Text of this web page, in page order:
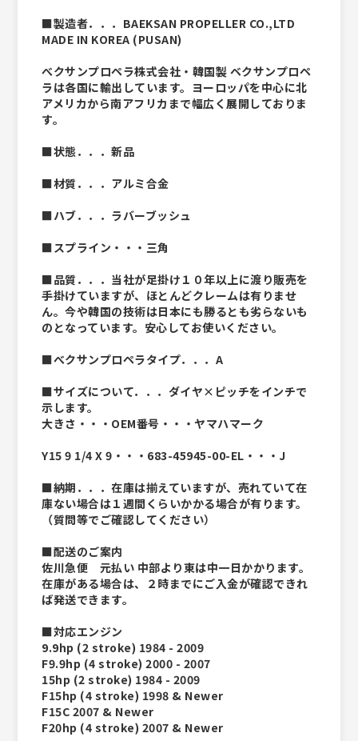
■製造者．．．BAEKSAN PROPELLER CO.,LTD
MADE IN KOREA (PUSAN)
べクサンプロペラ株式会社・韓国製 ベクサンプロペ
ラは各国に輸出しています。ヨーロッパを中心に北
アメリカから南アフリカまで幅広く展開しておりま
す。
■状態．．．新品
■材質．．．アルミ合金
■ハブ．．．ラバーブッシュ
■スプライン・・・三角
■品質．．．当社が足掛け１０年以上に渡り販売を
手掛けていますが、ほとんどクレームは有りませ
ん。今や韓国の技術は日本にも勝るとも劣らないも
のとなっています。安心してお使いください。
■べクサンプロペラタイプ．．．A
■サイズについて．．．ダイヤ×ピッチをインチで
示します。
大きさ・・・OEM番号・・・ヤマハマーク
Y15 9 1/4 X 9・・・683-45945-00-EL・・・J
■納期．．．在庫は揃えていますが、売れていて在
庫ない場合は１週間くらいかかる場合が有ります。
（質問等でご確認してください）
■配送のご案内
佐川急便 元払い 中部より東は中一日かかります。
在庫がある場合は、２時までにご入金が確認できれ
ば発送できます。
■対応エンジン
9.9hp (2 stroke) 1984 - 2009
F9.9hp (4 stroke) 2000 - 2007
15hp (2 stroke) 1984 - 2009
F15hp (4 stroke) 1998 & Newer
F15C 2007 & Newer
F20hp (4 stroke) 2007 & Newer